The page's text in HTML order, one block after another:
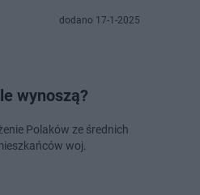
dodano 17-1-2025
wynoszą?
Polaków ze średnich
woj.